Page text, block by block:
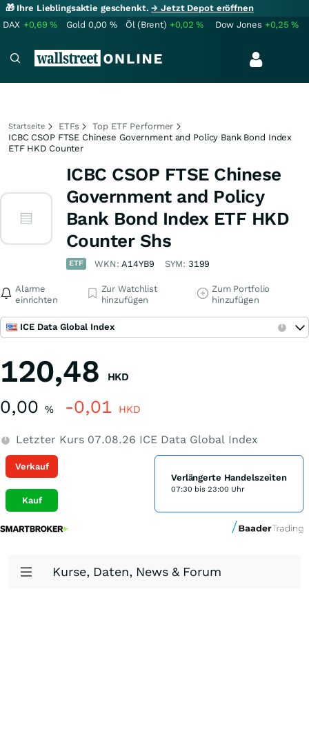
🎁 Ihre Lieblingsaktie geschenkt.→ Jetzt Depot eröffnen
DAX +0,69% Gold 0,00 % Öl (Brent) +0,02% Dow Jones +0,25%
Startseite ETFs
Top ETF Performer
ICBC CSOP FTSE Chinese Government and Policy Bank Bond Index
ETF HKD Counter
ICBC CSOP FTSE Chinese
Government and Policy
Bank Bond Index ETF HKD
Counter Shs
ETF WKN:A14YB9 SYM: 3199
Alarme
einrichten
Zur Watchlist
hinzufügen
Zum Portfolio
hinzufügen
ICE Data Global Index
120,48 HKD
0,00 % -0,01 HKD
Letzter Kurs 07.08.26 ICE Data Global Index
Verkauf
Kauf
Verlängerte Handelszeiten
07:30 bis 23:00 Uhr
Kurse, Daten, News & Forum